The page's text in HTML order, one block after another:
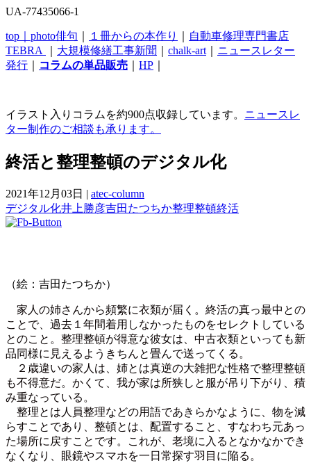
UA-77435066-1
top｜ photo俳句 １冊からの本作り
自動車修理専門書店
TEBRA
大規模修繕工事新聞 chalk-art
ニュースレター
発行
コラムの単品販売 HP
イラスト入りコラムを約900点収録しています。 ニュースレ
ター制作のご相談も承ります。
終活と整理整頓のデジタル化
2021年12月03日 | atec-column
デジタル化井上勝彦吉田たつちか整理整頓終活
（絵：吉田たつちか）
家人の姉さんから頻繁に衣類が届く。終活の真っ最中との
ことで、過去１年間着用しなかったものをセレクトしている
とのこと。整理整頓が得意な彼女は、中古衣類といっても新
品同様に見えるようきちんと畳んで送ってくる。
２歳違いの家人は、姉とは真逆の大雑把な性格で整理整頓
も不得意だ。かくて、我が家は所狭しと服が吊り下がり、積
み重なっている。
整理とは人員整理などの用語であきらかなように、物を減
らすことであり、整頓とは、配置すること、すなわち元あっ
た場所に戻すことです。これが、老境に入るとなかなかでき
なくなり、眼鏡やスマホを一日常探す羽目に陥る。